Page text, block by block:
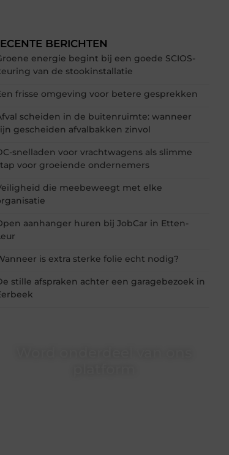
BERICHTEN
energie begint bij een goede SCIOS-
van de stookinstallatie
frisse omgeving voor betere gesprekken
scheiden in de buitenruimte: wanneer
gescheiden afvalbakken zinvol
snelladen voor vrachtwagens als slimme
voor groeiende ondernemers
die meebeweegt met elke
aanhanger huren bij JobCar in Etten-
is extra sterke folie echt nodig?
stille afspraken achter een garagebezoek in